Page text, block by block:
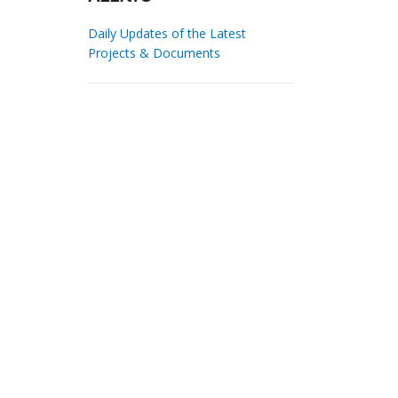
Daily Updates of the Latest
Projects & Documents